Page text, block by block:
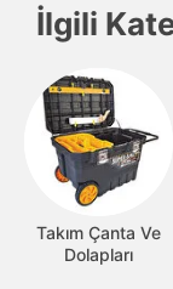
İlgili
Takım Çanta Ve
Dolapları